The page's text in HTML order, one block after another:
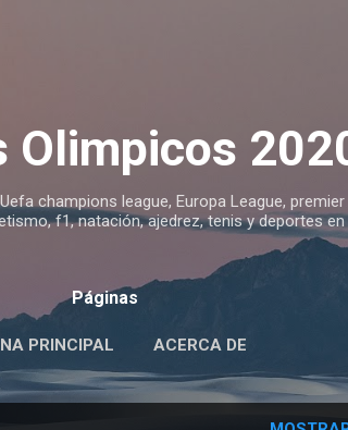
Olimpicos
champions league, Europa League, premier
f1, natación, ajedrez, tenis y deportes en
Páginas
PRINCIPAL ACERCA DE